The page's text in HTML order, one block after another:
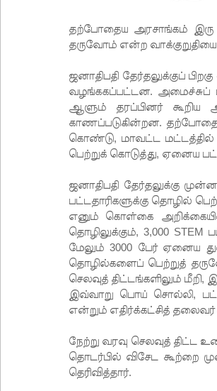
தற்போதைய அரசாங்கம் இரு
தருவோம் என்ற
ஜனாதிபதி தேர்தலுக்குப்
வழங்ககப்பட்டன. அமைச்சுப்
ஆளும் தரப்பினர் கூறிய
காணப்படுகின்றன.
கொண்டு, மாவட்ட மட்டத்தில்
பெற்றுக் கொடுத்து, ஏனைய
ஜனாதிபதி தேர்தலுக்கு
பட்டதாரிகளுக்கு தொழில்
எனும் கொள்கை
தொழிலுக்கும், 3,000
மேலும் 3000 பேர் ஏனைய
தொழில்களைப் பெற்றுத்
செலவுத் திட்டங்களிலும் மீறி,
இவ்வாறு பொய் சொல்லி,
என்றும் எதிர்க்கட்சித் தலைவர்
நேற்று வரவு செலவுத்
தொடர்பில் விசேட கூற்றை
தெரிவித்தார்.